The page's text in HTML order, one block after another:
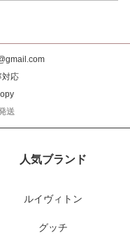
対応
送
人気ブランド
ルイヴィトン
グッチ